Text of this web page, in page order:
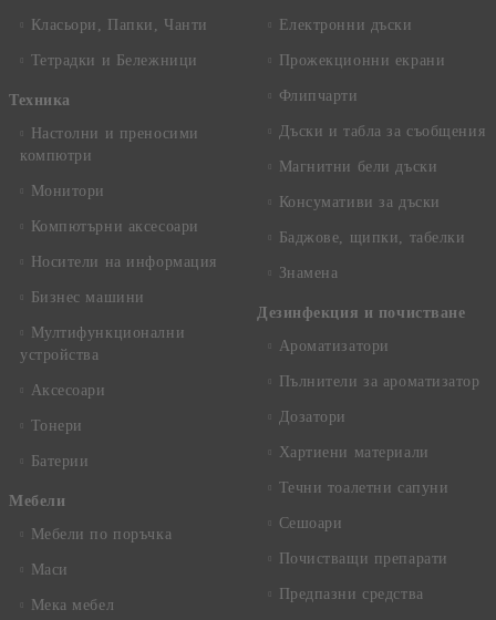
Класьори, Папки, Чанти
Тетрадки и Бележници
Техника
Настолни и преносими
компютри
Монитори
Компютърни аксесоари
Носители на информация
Бизнес машини
Мултифункционални
устройства
Аксесоари
Тонери
Батерии
Mебели
Мебели по поръчка
Маси
Мека мебел
Електронни дъски
Прожекционни екрани
Флипчарти
Дъски и табла за съобщения
Магнитни бели дъски
Консумативи за дъски
Баджове, щипки, табелки
Знамена
Дезинфекция и почистване
Ароматизатори
Пълнители за ароматизатор
Дозатори
Хартиени материали
Течни тоалетни сапуни
Сешоари
Почистващи препарати
Предпазни средства